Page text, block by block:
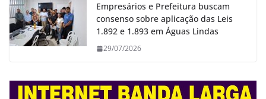
Empresários e Prefeitura buscam
consenso sobre aplicação das Leis
1.892 e 1.893 em Águas Lindas
29/07/2026